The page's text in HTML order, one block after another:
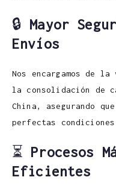
🔒 Mayor
Envíos
Nos encargamos de
la consolidación de
China, asegurando
perfectas
⏳ Procesos
Eficientes